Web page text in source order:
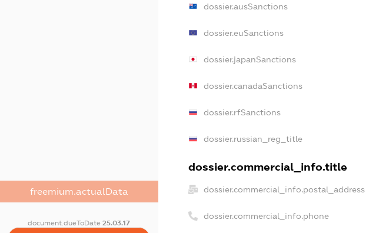
freemium.actualData
document.dueToDate25.03.17
dossier.ausSanctions
dossier.euSanctions
dossier.japanSanctions
dossier.canadaSanctions
dossier.rfSanctions
dossier.russian_reg_title
dossier.commercial_info.title
dossier.commercial_info.postal_address
dossier.commercial_info.phone